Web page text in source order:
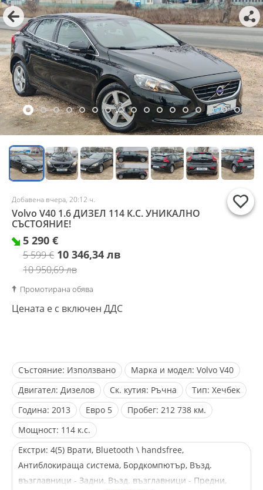
Добавена вчера, 20:12 ч.
Volvo V40 1.6 ДИЗЕЛ 114 К.С. УНИКАЛНО
СЪСТОЯНИЕ!
5 290 €
5 599 € 10 346,34 лв
10 950,69 лв
Промотирана обява
Цената е с включен ДДС
Състояние: Използвано Марка и модел: Volvo V40
Двигател: Дизелов Ск. кутия: Ръчна Тип: Хечбек
Година: 2013 Евро 5 Пробег: 212 738 км.
Мощност: 114 к.с.
Екстри: 4(5) Врати, Bluetooth \ handsfree,
Антиблокираща система, Бордкомпютър, Възд.
възглавници - Задни, Възд. възглавници - Предни,